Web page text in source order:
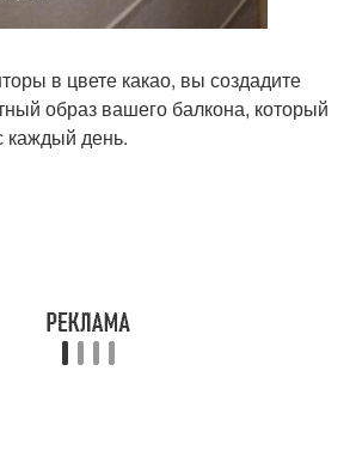
в цвете какао, вы создадите
образ вашего балкона, который
каждый день.